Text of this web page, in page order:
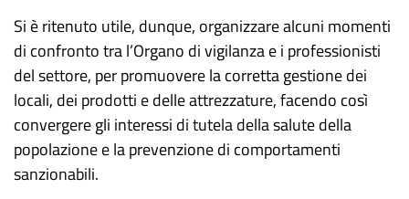
Si è ritenuto utile, dunque, organizzare alcuni momenti
di confronto tra l’Organo di vigilanza e i professionisti
del settore, per promuovere la corretta gestione dei
locali, dei prodotti e delle attrezzature, facendo così
convergere gli interessi di tutela della salute della
popolazione e la prevenzione di comportamenti
sanzionabili.